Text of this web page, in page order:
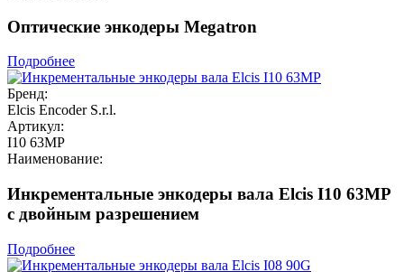
Оптические энкодеры Megatron
Подробнее
Бренд:
Elcis Encoder S.r.l.
Артикул:
I10 63MP
Наименование:
Инкрементальные энкодеры вала Elcis I10 63MP
с двойным разрешением
Подробнее